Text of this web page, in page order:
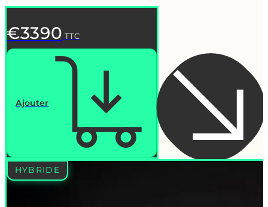
€3390 TTC
Ajouter
HYBRIDE